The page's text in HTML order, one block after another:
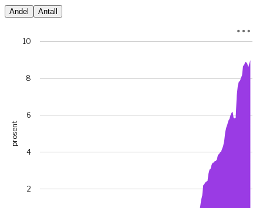
Andel Antall
The chart has 1 X axis displaying Time. Data ranges from
The chart has 1 Y axis displaying prosent. Data ranges
prosent
2
4
6
8
10